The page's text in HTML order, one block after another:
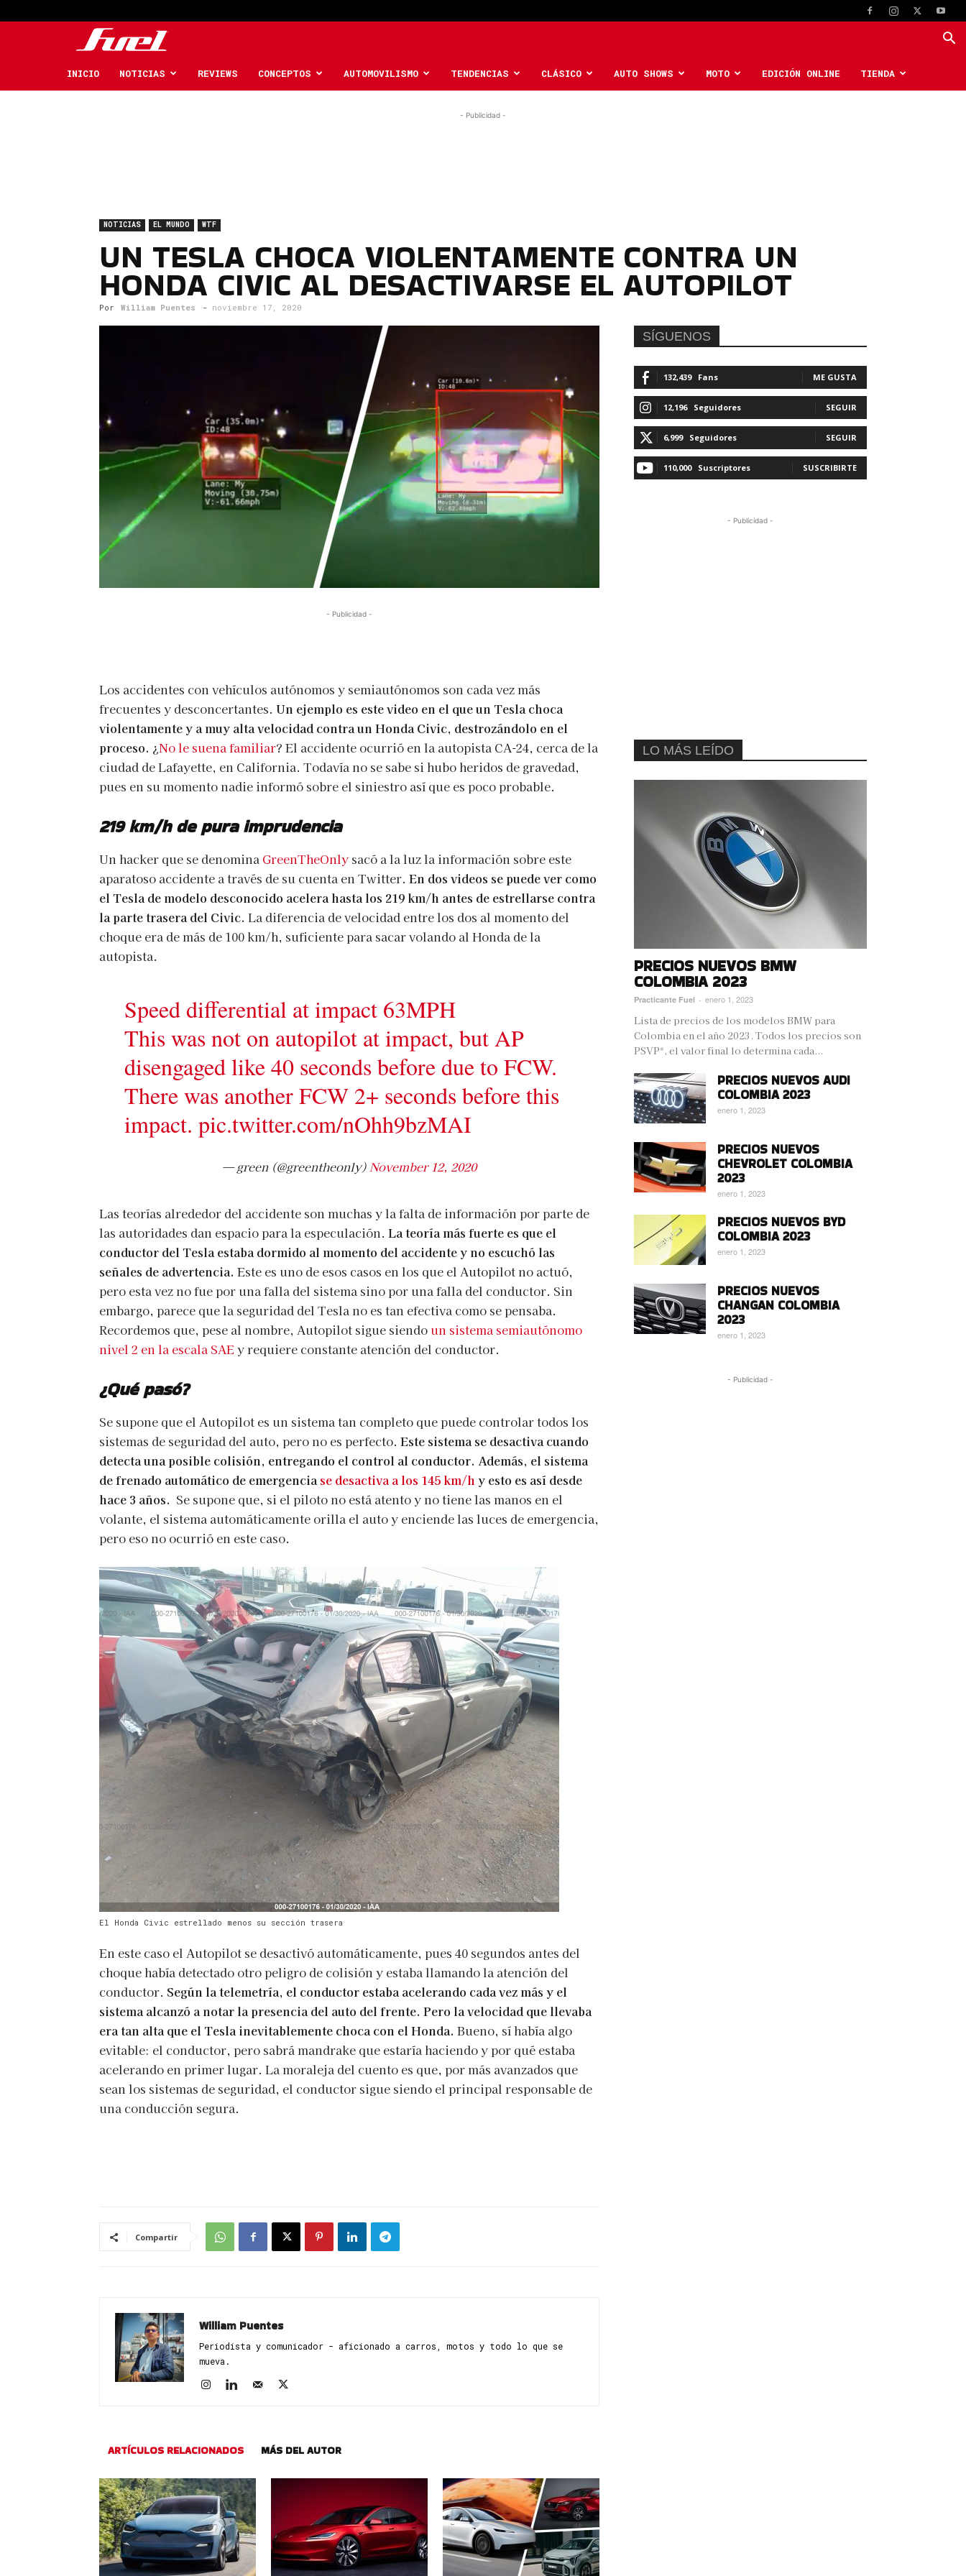
Car
INICIO NOTICIAS REVIEWS CONCEPTOS AUTOMOVILISMO TENDENCIAS CLÁSICO AUTO SHOWS MOTO EDICIÓN ONLINE TIENDA
- Publicidad -
NOTICIAS EL MUNDO WTF
UN TESLA CHOCA VIOLENTAMENTE CONTRA UN
HONDA CIVIC AL DESACTIVARSE EL AUTOPILOT
Por William Puentes - noviembre 17, 2020
- Publicidad -
Los accidentes con vehículos autónomos y semiautónomos son cada vez más
frecuentes y desconcertantes. Un ejemplo es este video en el que un Tesla choca
violentamente y a muy alta velocidadcontra un Honda Civic, destrozándolo en el
proceso. ¿No le suena familiar? El accidente ocurrió en la autopista CA-24, cerca de la
ciudad de Lafayette, en California. Todavía no se sabe si hubo heridos de gravedad,
pues en su momento nadie informó sobre el siniestro así que es poco probable.
219 km/h de pura imprudencia
Un hacker que se denomina GreenTheOnlysacó a la luz la información sobre este
aparatoso accidente a través de su cuenta en Twitter. En dos videos se puede ver como
el Tesla de modelo desconocido acelera hasta los 219 km/h antes de estrellarse contra
la parte trasera del Civic. La diferencia de velocidad entre los dos al momento del
choque era de más de 100 km/h, suficiente para sacar volando al Honda de la
autopista.
Speed differential at impact 63MPH
This was not on autopilot at impact, but AP
disengaged like 40 seconds before due to FCW.
There was another FCW 2+ seconds before this
impact. pic.twitter.com/nOhh9bzMAI
— green (@greentheonly)November 12, 2020
Las teorías alrededor del accidente son muchas y la falta de información por parte de
las autoridades dan espacio para la especulación. La teoría más fuerte es que el
conductor del Tesla estaba dormido al momento del accidente y no escuchó las
señales de advertencia. Este es uno de esos casos en los que el Autopilot no actuó,
pero esta vez no fue por una falla del sistema sino por una falla del conductor. Sin
embargo, parece que la seguridad del Tesla no es tan efectiva como se pensaba.
Recordemos que, pese al nombre, Autopilot sigue siendo un sistema semiautónomo
nivel 2 en la escala SAE y requiere constante atención del conductor.
¿Qué pasó?
Se supone que el Autopilot es un sistema tan completo que puede controlar todos los
sistemas de seguridad del auto, pero no es perfecto. Este sistema se desactiva cuando
detecta una posible colisión, entregando el control al conductor. Además, el sistema
de frenado automático de emergenciase desactiva a los 145 km/h y esto es así desde
hace 3 años. Se supone que, si el piloto no está atento y no tiene las manos en el
volante, el sistema automáticamente orilla el auto y enciende las luces de emergencia,
pero eso no ocurrió en este caso.
El Honda Civic estrellado menos su sección trasera
En este caso el Autopilot se desactivó automáticamente, pues 40 segundos antes del
choque había detectado otro peligro de colisión y estaba llamando la atención del
conductor. Según la telemetría, el conductor estaba acelerando cada vez más y el
sistema alcanzó a notar la presencia del auto del frente. Pero la velocidad que llevaba
era tan alta que el Tesla inevitablemente choca con el Honda. Bueno, sí había algo
evitable: el conductor, pero sabrá mandrake que estaría haciendo y por qué estaba
acelerando en primer lugar. La moraleja del cuento es que, por más avanzados que
sean los sistemas de seguridad, el conductor sigue siendo el principal responsable de
una conducción segura.
Compartir
William Puentes
Periodista y comunicador - aficionado a carros, motos y todo lo que se
mueva.
ARTÍCULOS RELACIONADOS MÁS DEL AUTOR
SÍGUENOS
132,439 Fans ME GUSTA
12,196 Seguidores SEGUIR
6,999 Seguidores SEGUIR
110,000 Suscriptores SUSCRIBIRTE
- Publicidad -
LO MÁS LEÍDO
PRECIOS NUEVOS BMW
COLOMBIA 2023
Practicante Fuel - enero 1, 2023
Lista de precios de los modelos BMW para
Colombia en el año 2023. Todos los precios son
PSVP*, el valor final lo determina cada...
PRECIOS NUEVOS AUDI
COLOMBIA 2023
enero 1, 2023
PRECIOS NUEVOS
CHEVROLET COLOMBIA
2023
enero 1, 2023
PRECIOS NUEVOS BYD
COLOMBIA 2023
enero 1, 2023
PRECIOS NUEVOS
CHANGAN COLOMBIA
2023
enero 1, 2023
- Publicidad -